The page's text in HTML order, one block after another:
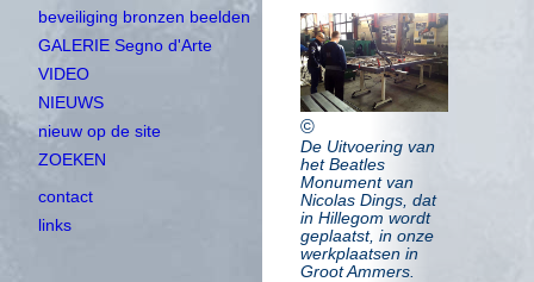
beveiliging bronzen beelden
GALERIE Segno d'Arte
VIDEO
NIEUWS
nieuw op de site
ZOEKEN
contact
links
©
De Uitvoering van
het Beatles
Monument van
Nicolas Dings, dat
in Hillegom wordt
geplaatst, in onze
werkplaatsen in
Groot Ammers.